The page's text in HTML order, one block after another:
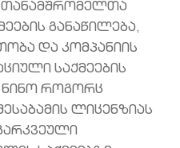
განაწილება,
და კომპანიის
საქმეების
ნინო როგორც
ლიცენზიას